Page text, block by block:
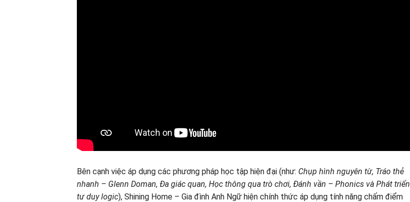
Bên cạnh việc áp dụng các phương pháp học tập hiện đại (như: Chụp hình nguyên từ, Tráo thẻ
nhanh – Glenn Doman, Đa giác quan, Học thông qua trò chơi, Đánh vần – Phonics và Phát triển
tư duy logic), Shining Home – Gia đình Anh Ngữ hiện chính thức áp dụng tính năng chấm điểm